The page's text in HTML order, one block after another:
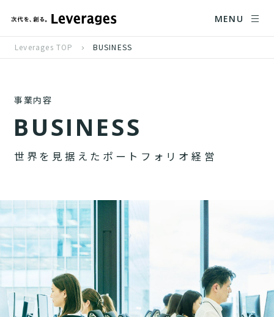
MENU
Leverages TOP BUSINESS
事業内容
BUSINESS
世 界 を 見 据 え た ポ ー ト フ ォ リ オ 経 営